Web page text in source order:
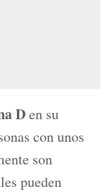
Den su
con unos
son
pueden